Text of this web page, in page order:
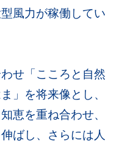
風力が稼働してい
せ「こころと自然
」を将来像とし、
恵を重ね合わせ、
ばし、さらには人